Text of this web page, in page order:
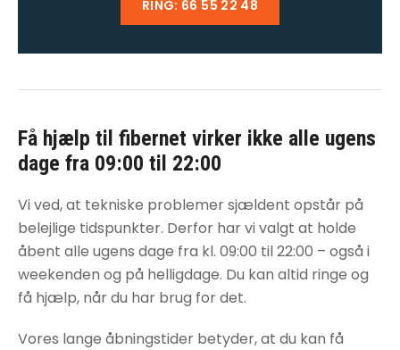
RING: 66 55 22 48
Få hjælp til fibernet virker ikke alle ugens
dage fra 09:00 til 22:00
Vi ved, at tekniske problemer sjældent opstår på
belejlige tidspunkter. Derfor har vi valgt at holde
åbent alle ugens dage fra kl. 09:00 til 22:00 – også i
weekenden og på helligdage. Du kan altid ringe og
få hjælp, når du har brug for det.
Vores lange åbningstider betyder, at du kan få